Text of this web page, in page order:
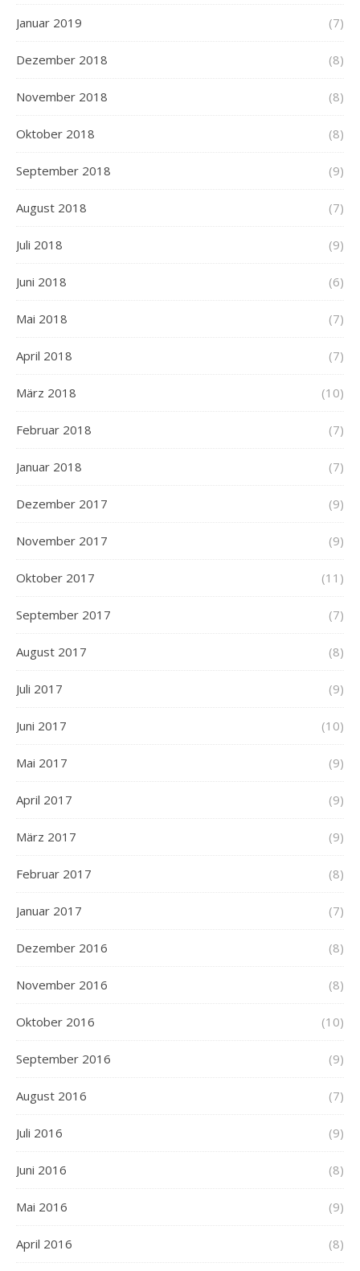
Januar 2019 (7)
Dezember 2018 (8)
November 2018 (8)
Oktober 2018 (8)
September 2018 (9)
August 2018 (7)
Juli 2018 (9)
Juni 2018 (6)
Mai 2018 (7)
April 2018 (7)
März 2018 (10)
Februar 2018 (7)
Januar 2018 (7)
Dezember 2017 (9)
November 2017 (9)
Oktober 2017 (11)
September 2017 (7)
August 2017 (8)
Juli 2017 (9)
Juni 2017 (10)
Mai 2017 (9)
April 2017 (9)
März 2017 (9)
Februar 2017 (8)
Januar 2017 (7)
Dezember 2016 (8)
November 2016 (8)
Oktober 2016 (10)
September 2016 (9)
August 2016 (7)
Juli 2016 (9)
Juni 2016 (8)
Mai 2016 (9)
April 2016 (8)